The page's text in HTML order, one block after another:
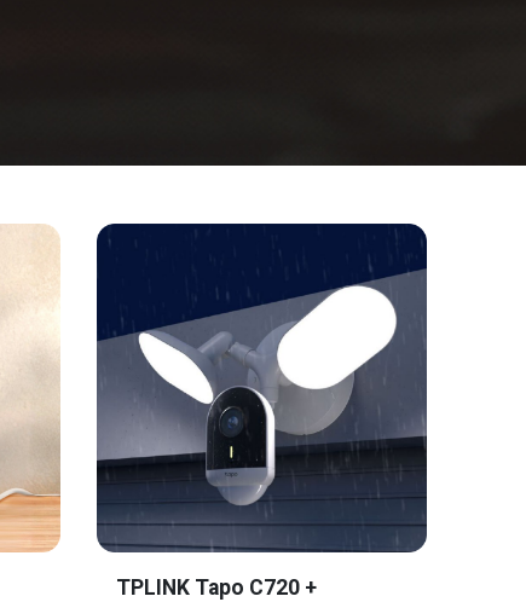
TPLINK Tapo C720 +